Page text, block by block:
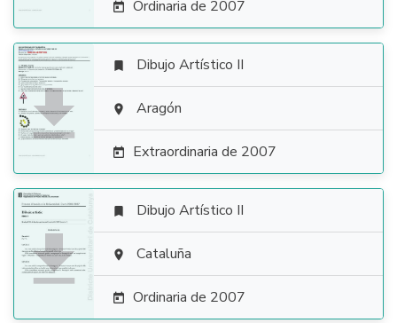
 Ordinaria de 2007

 Dibujo Artístico II
 Aragón
 Extraordinaria de 2007

 Dibujo Artístico II
 Cataluña
 Ordinaria de 2007